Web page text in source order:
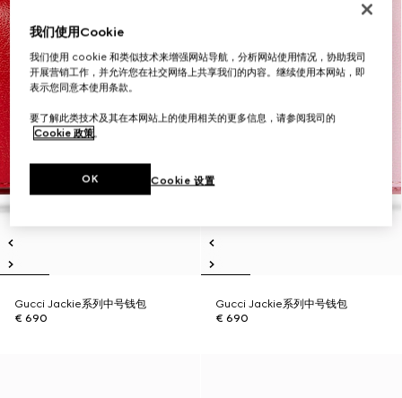
Gucci Jackie系列中号钱包
€ 690
Gucci Jackie系列中号钱包
€ 690
我们使用Cookie
我们使用 cookie 和类似技术来增强网站导航，分析网站使用情况，协助我司
开展营销工作，并允许您在社交网络上共享我们的内容。继续使用本网站，即
表示您同意本使用条款。
要了解此类技术及其在本网站上的使用相关的更多信息，请参阅我司的
Cookie 政策。
Cookie 设置
OK